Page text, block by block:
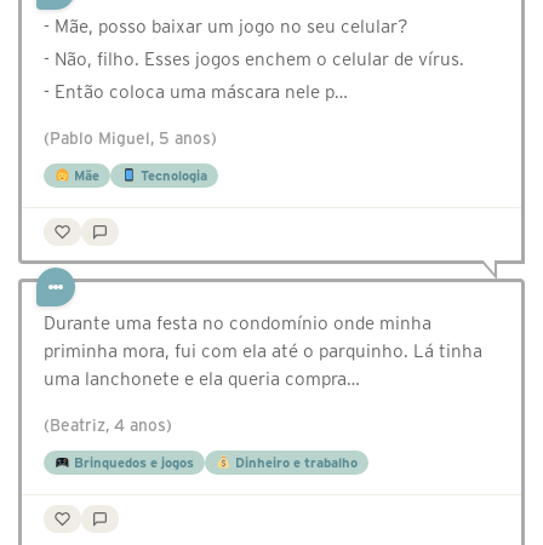
- Mãe, posso baixar um jogo no seu celular?
- Não, filho. Esses jogos enchem o celular de vírus.
- Então coloca uma máscara nele p…
(Pablo Miguel, 5 anos)
Mãe Tecnologia
Durante uma festa no condomínio onde minha
priminha mora, fui com ela até o parquinho. Lá tinha
uma lanchonete e ela queria compra…
(Beatriz, 4 anos)
Brinquedos e jogos Dinheiro e trabalho